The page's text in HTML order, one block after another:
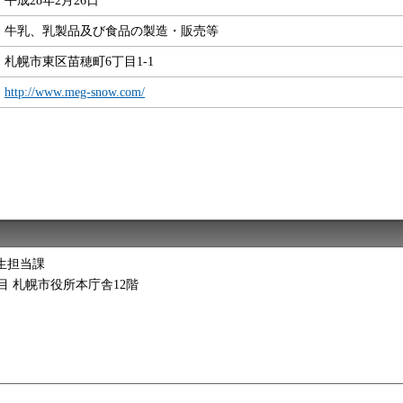
牛乳、乳製品及び食品の製造・販売等
札幌市東区苗穂町6丁目1-1
http://www.meg-snow.com/
担当課
札幌市役所本庁舎12階